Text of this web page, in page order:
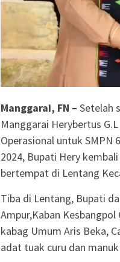
Manggarai, FN – Setelah
Manggarai Herybertus
Operasional untuk SMPN
2024, Bupati Hery
bertempat di Lentang
Tiba di Lentang, Bupati
Ampur,Kaban
kabag Umum Aris Beka,
adat tuak curu dan